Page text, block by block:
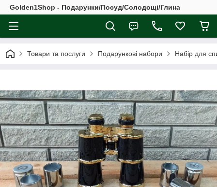
Golden1Shop - Подарунки/Посуд/Солодощі/Глина
Товари та послуги Подарункові набори Набір для